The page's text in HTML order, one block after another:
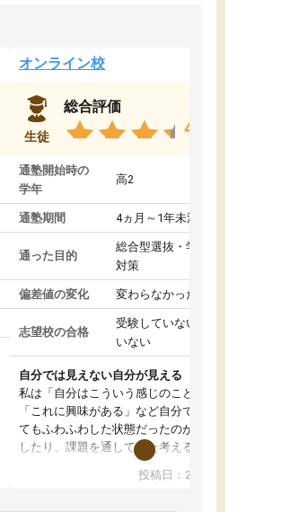
オンライン校
生徒
総合評価
4.8
通塾開始時の
学年
高2
通塾期間 4ヵ月～1年未満
通った目的
総合型選抜・学校推薦型選抜
対策
偏差値の変化 変わらなかった
志望校の合格
受験していない/結果が出て
いない
自分では見えない自分が見える
私は「自分はこういう感じのことがしたい」
「これに興味がある」など自分で自己分析をし
てもふわふわした状態だったのが、コーチと話
したり、課題を通してまた考えることで、もっ
と詳しく自分のことが理解できました。いつで
も質問できるので、そこも1つの魅力です。ま
投稿日：2024年10月31日